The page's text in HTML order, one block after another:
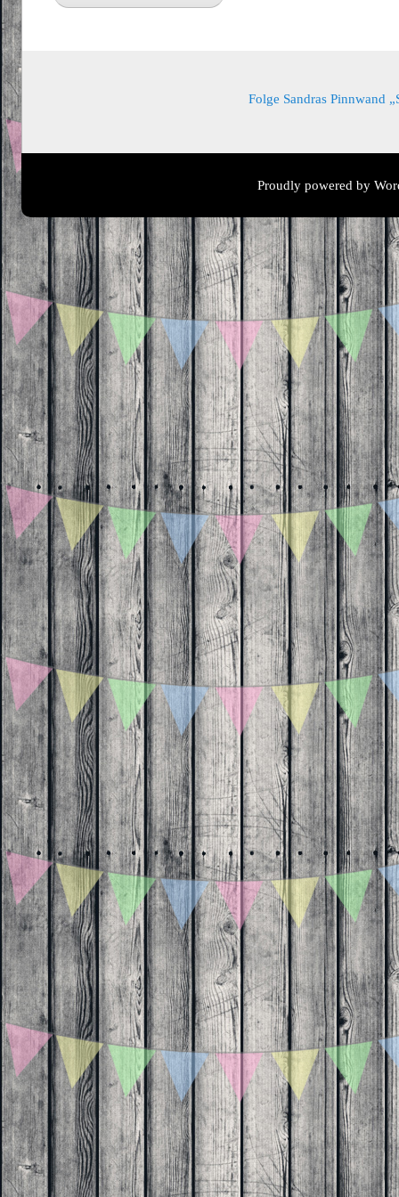
Folge Sandras Pinnwand
Proudly powered by